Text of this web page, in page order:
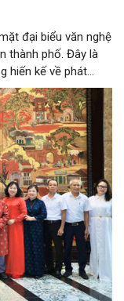
đại biểu văn nghệ
thành phố. Đây là
hiến kế về phát
công nghiệp văn
tạo động lực
Thủ đô.